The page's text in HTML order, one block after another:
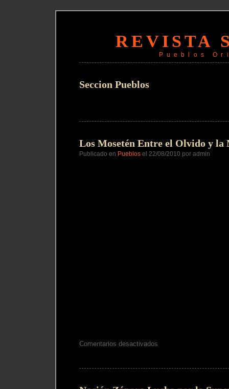
REVISTA
Pueblos
Seccion Pueblos
Los Mosetén Entre el Olvido y la
Publicado en Pueblos el 22/08/2010 por admin
Comentarios desactivados